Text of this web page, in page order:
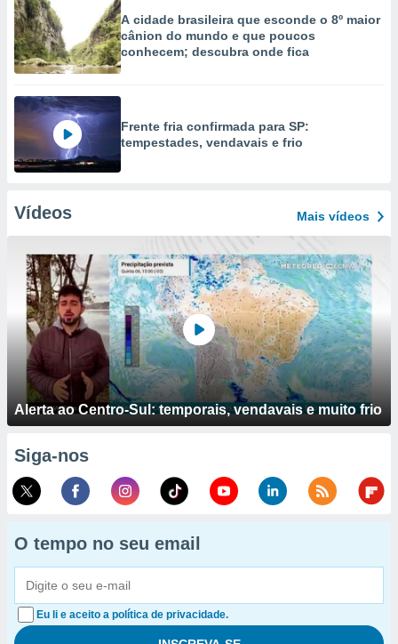
A cidade brasileira que esconde o 8º maior
cânion do mundo e que poucos
conhecem; descubra onde fica
Frente fria confirmada para SP:
tempestades, vendavais e frio
Vídeos Mais vídeos
Alerta ao Centro-Sul: temporais, vendavais e muito frio
Siga-nos
O tempo no seu email
Eu li e aceito a política de privacidade.